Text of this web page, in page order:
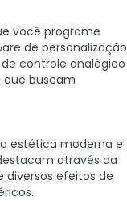
você programe
de personalização
controle analógico
que buscam
estética moderna e
através da
diversos efeitos de